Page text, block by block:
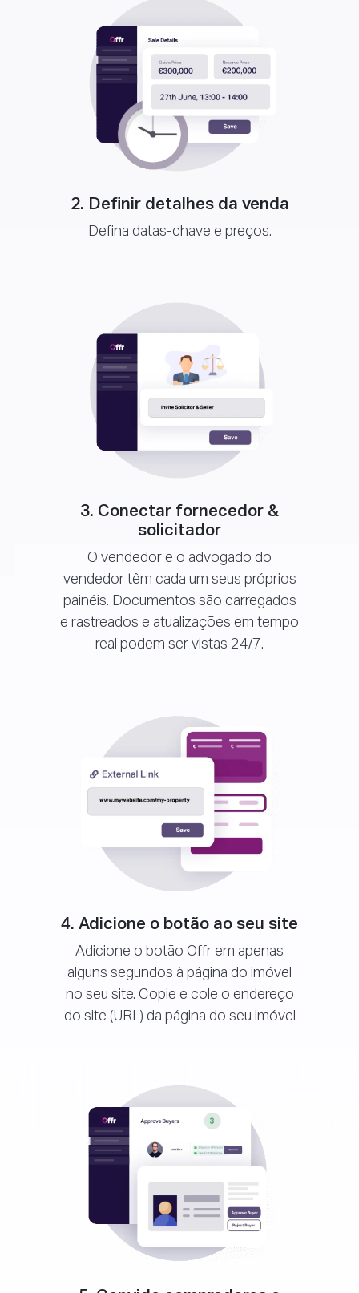
2. Definir detalhes da venda
Defina datas-chave e preços.
3. Conectar fornecedor &
solicitador
O vendedor e o advogado do
vendedor têm cada um seus próprios
painéis. Documentos são carregados
e rastreados e atualizações em tempo
real podem ser vistas 24/7.
4. Adicione o botão ao seu site
Adicione o botão Offr em apenas
alguns segundos à página do imóvel
no seu site. Copie e cole o endereço
do site (URL) da página do seu imóvel